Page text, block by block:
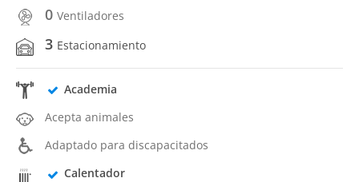
0 Ventiladores
3 Estacionamiento
Academia
Acepta animales
Adaptado para discapacitados
Calentador